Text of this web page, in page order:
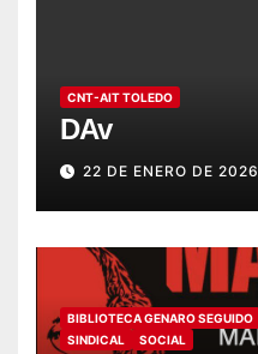
CNT-AIT TOLEDO
DAv
22 DE ENERO DE 2026
BIBLIOTECA GENARO SEGUIDO
SINDICAL
SOCIAL